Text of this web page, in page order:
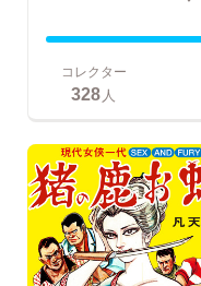
コレクター
328 人